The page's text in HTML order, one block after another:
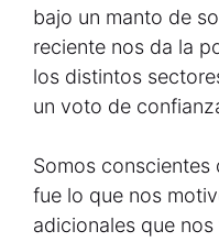
bajo un manto de
reciente nos da la
los distintos
un voto de
Somos conscientes
fue lo que nos
adicionales que